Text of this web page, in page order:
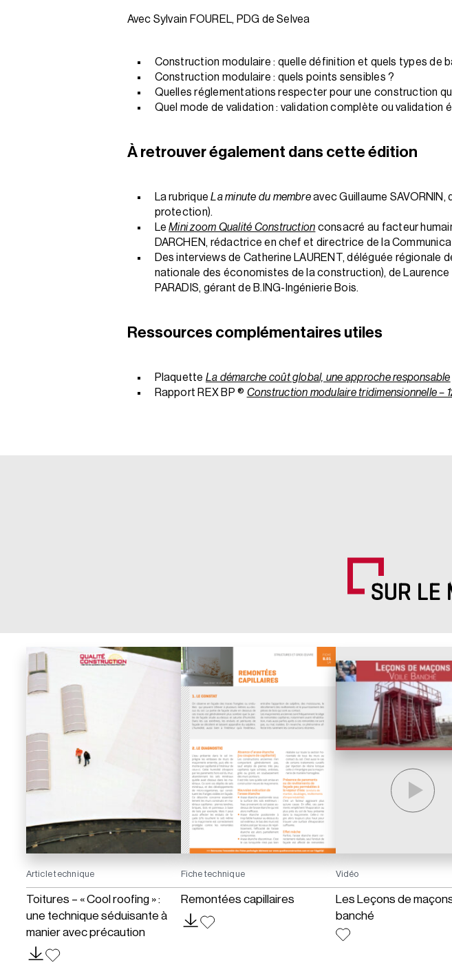
Avec Sylvain FOUREL, PDG de Selvea
Construction modulaire : quelle définition et quels types de
Construction modulaire : quels points sensibles ?
Quelles réglementations respecter pour une construction
Quel mode de validation : validation complète ou validation
À retrouver également dans cette édition
La rubriqueLa minute du membreavec Guillaume
protection).
LeMini zoom Qualité Construction consacré au facteur
DARCHEN, rédactrice en chef et directrice de la
Des interviews de Catherine LAURENT, déléguée régionale
nationale des économistes de la construction), de Laurence
PARADIS, gérant de B.ING-Ingénierie Bois.
Ressources complémentaires utiles
Plaquette La démarche coût global, une approche responsable
Rapport REX BP ® Construction modulaire tridimensionnelle –
SUR LE
Article technique
Toitures – « Cool roofing » :
une technique séduisante à
manier avec précaution
Fiche technique
Remontées capillaires
Vidéo
Les Leçons de
banché